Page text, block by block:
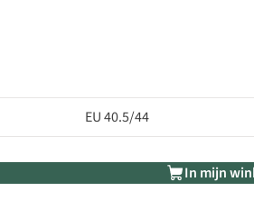
EU 40.5/44
In mijn